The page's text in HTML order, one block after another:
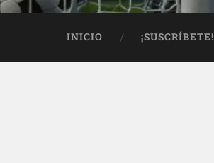
INICIO ¡SUSCRÍBETE!